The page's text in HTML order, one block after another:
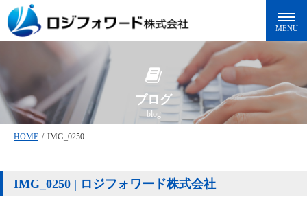
ブログ
blog
HOME / IMG_0250
IMG_0250 | ロジフォワード株式会社